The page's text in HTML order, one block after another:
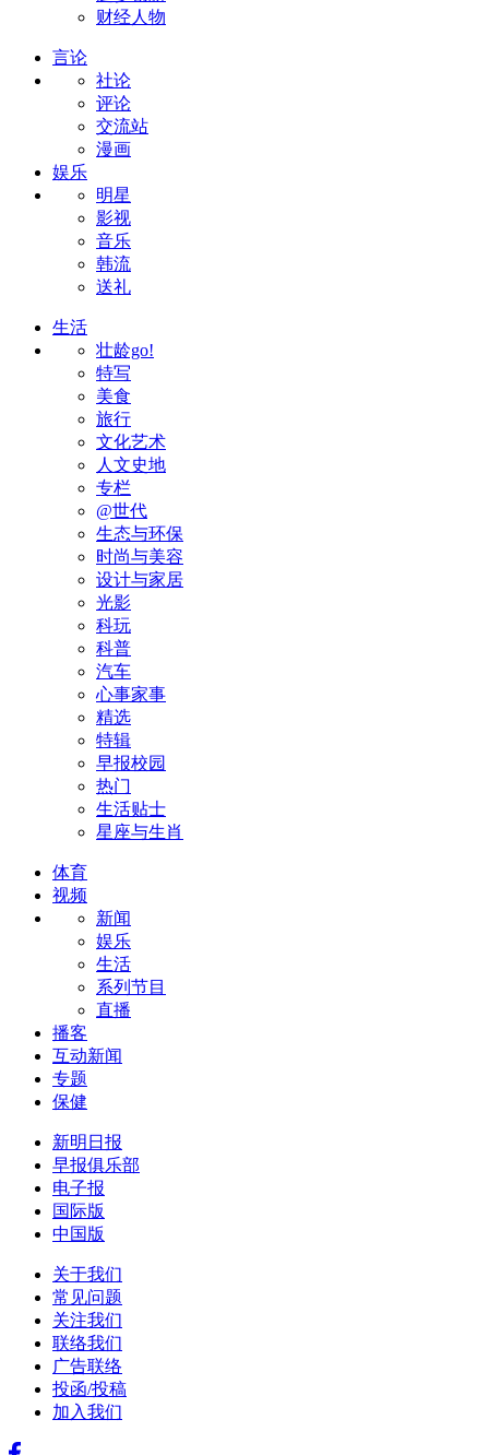
财经人物
言论
社论
评论
交流站
漫画
娱乐
明星
影视
音乐
韩流
送礼
生活
壮龄go!
特写
美食
旅行
文化艺术
人文史地
专栏
@世代
生态与环保
时尚与美容
设计与家居
光影
科玩
科普
汽车
心事家事
精选
特辑
早报校园
热门
生活贴士
星座与生肖
体育
视频
新闻
娱乐
生活
系列节目
直播
播客
互动新闻
专题
保健
新明日报
早报俱乐部
电子报
国际版
中国版
关于我们
常见问题
关注我们
联络我们
广告联络
投函/投稿
加入我们